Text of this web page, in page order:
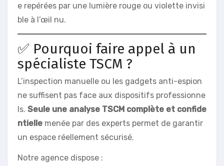
e repérées par une lumière rouge ou violette invisi
ble à l’œil nu.
✅ Pourquoi faire appel à un
spécialiste TSCM ?
L’inspection manuelle ou les gadgets anti-espion
ne suffisent pas face aux dispositifs professionne
ls. Seule une analyse TSCM complète et confide
ntielle menée par des experts permet de garantir
un espace réellement sécurisé.
Notre agence dispose :